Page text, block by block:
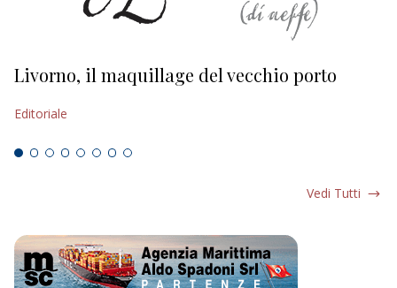
Livorno, il maquillage del vecchio porto
Editoriale
Vedi Tutti